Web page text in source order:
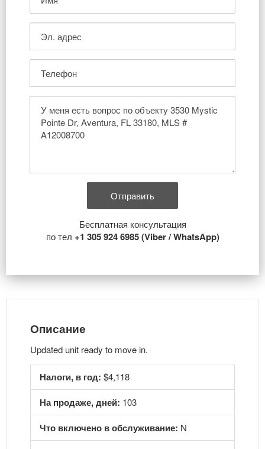
Бесплатная консультация
по тел +1 305 924 6985 (Viber / WhatsApp)
Описание
Updated unit ready to move in.
Налоги, в год: $4,118
На продаже, дней: 103
Что включено в обслуживание: N